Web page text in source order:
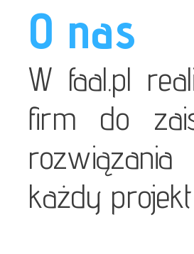
O nas
W faal.pl
firm do
każdy